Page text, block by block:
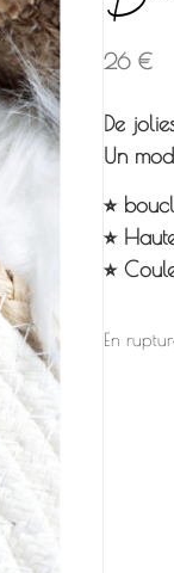
26 €
De
Un
⭐︎
⭐︎
⭐︎
En